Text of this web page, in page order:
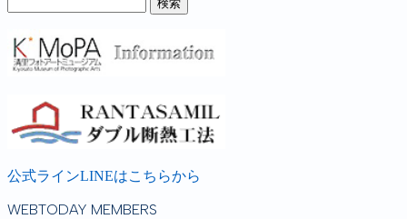
公式ラインLINEはこちらから
WEBTODAY MEMBERS